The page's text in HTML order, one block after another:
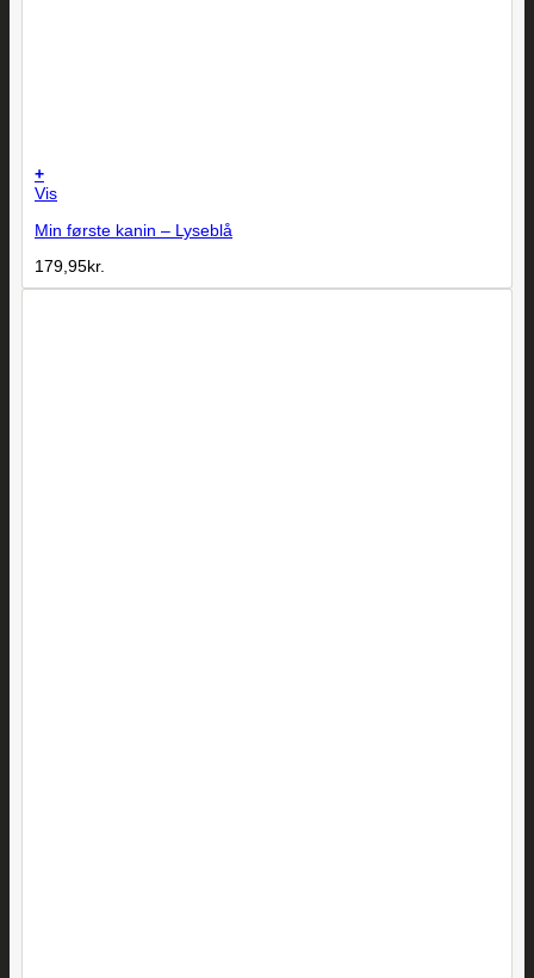
+
Vis
Min første kanin – Lyseblå
179,95kr.